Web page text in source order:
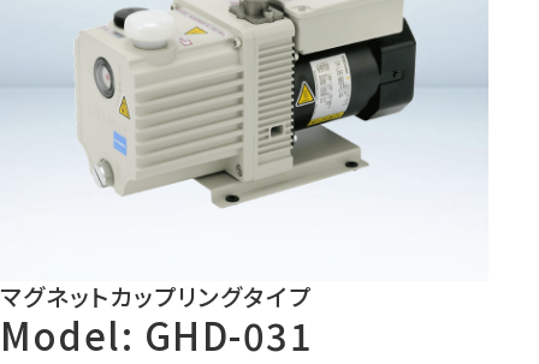
マグネットカップリングタイプ
Model: GHD-031